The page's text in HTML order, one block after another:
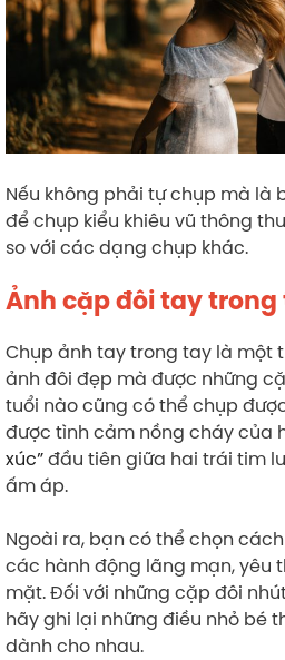
Nếu không phải tự chụp mà là
để chụp kiểu khiêu vũ thông
so với các dạng chụp khác.
Ảnh cặp đôi tay
Chụp ảnh tay trong tay là một
ảnh đôi đẹp mà được những
tuổi nào cũng có thể chụp
được tình cảm nồng cháy của
xúc”đầu tiên giữa hai trái tim
ấm áp.
Ngoài ra, bạn có thể chọn
các hành động lãng mạn, yêu
mặt. Đối với những cặp đôi
hãy ghi lại những điều nhỏ bé
dành cho nhau.